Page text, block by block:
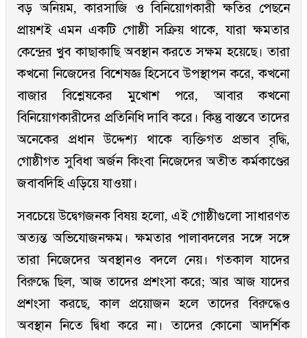
বড় অনিয়ম, কারসাজি ও বিনিয়োগকারী ক্ষতির পেছনে
প্রায়শই এমন একটি গোষ্ঠী সক্রিয় থাকে, যারা ক্ষমতার
কেন্দ্রের খুব কাছাকাছি অবস্থান করতে সক্ষম হয়েছে। তারা
কখনো নিজেদের বিশেষজ্ঞ হিসেবে উপস্থাপন করে, কখনো
বাজার বিশ্লেষকের মুখোশ পরে, আবার কখনো
বিনিয়োগকারীদের প্রতিনিধি দাবি করে। কিন্তু বাস্তবে তাদের
অনেকের প্রধান উদ্দেশ্য থাকে ব্যক্তিগত প্রভাব বৃদ্ধি,
গোষ্ঠীগত সুবিধা অর্জন কিংবা নিজেদের অতীত কর্মকাণ্ডের
জবাবদিহি এড়িয়ে যাওয়া।
সবচেয়ে উদ্বেগজনক বিষয় হলো, এই গোষ্ঠীগুলো সাধারণত
অত্যন্ত অভিযোজনক্ষম। ক্ষমতার পালাবদলের সঙ্গে সঙ্গে
তারা নিজেদের অবস্থানও বদলে নেয়। গতকাল যাদের
বিরুদ্ধে ছিল, আজ তাদের প্রশংসা করে; আর আজ যাদের
প্রশংসা করছে, কাল প্রয়োজন হলে তাদের বিরুদ্ধেও
অবস্থান নিতে দ্বিধা করে না। তাদের কোনো আদর্শিক